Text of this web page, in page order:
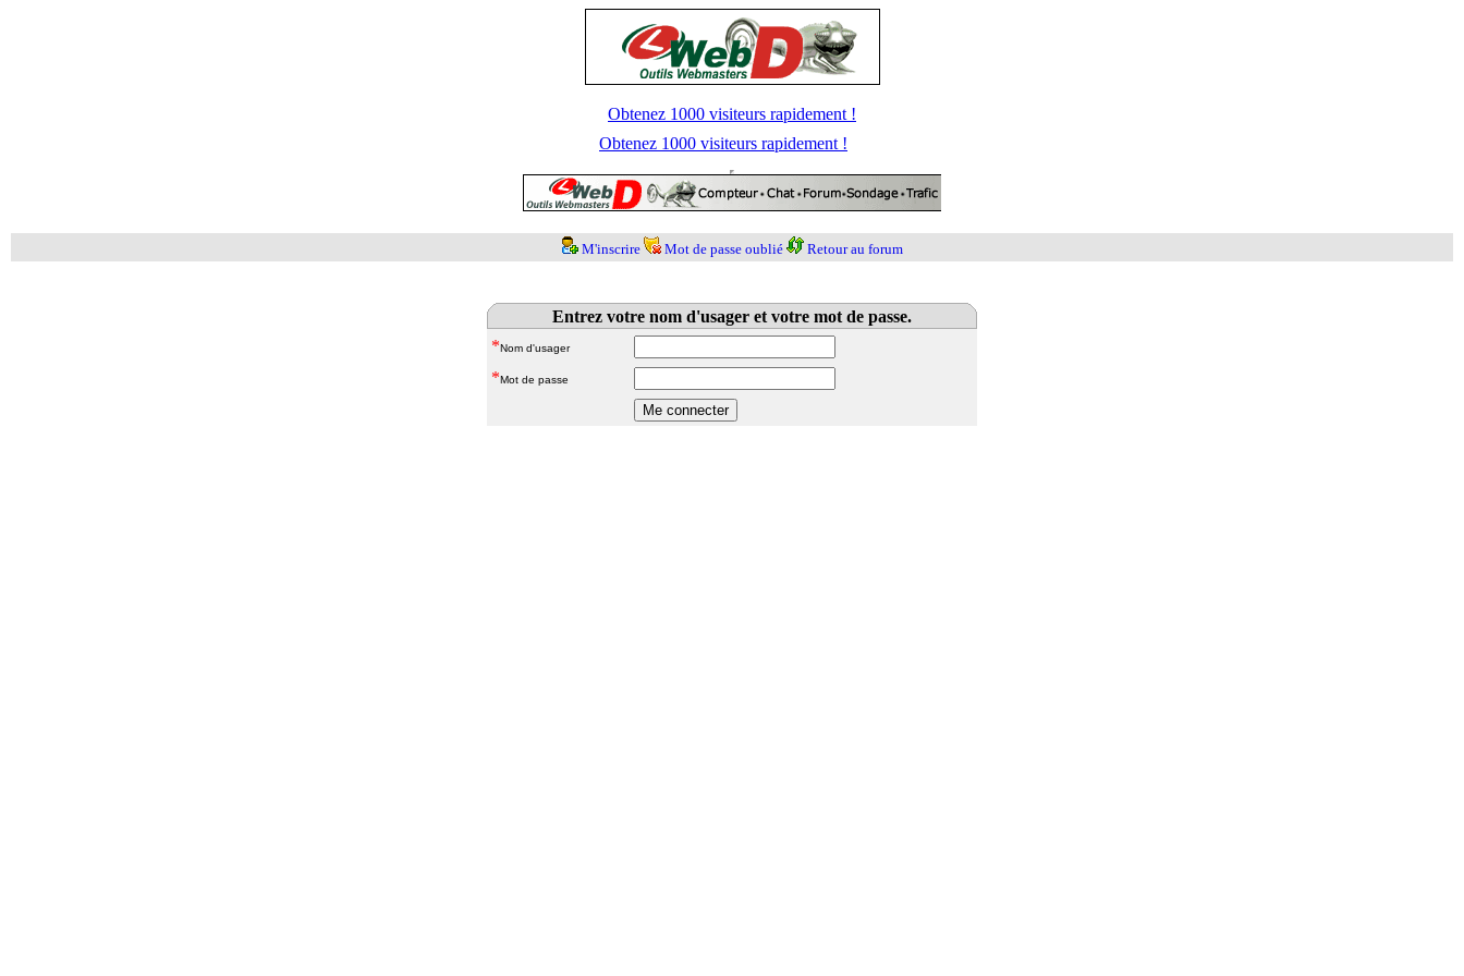
Obtenez 1000 visiteurs rapidement !
Obtenez 1000 visiteurs rapidement !
M'inscrire Mot de passe oublié Retour au forum
Entrez votre nom d'usager et votre mot de passe.
*Nom d'usager
*Mot de passe